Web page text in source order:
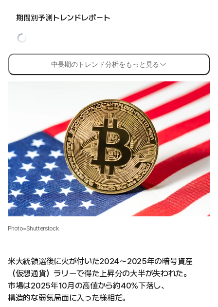
期間別予測トレンドレポート
中長期のトレンド分析をもっと見る
Photo=Shutterstock
米大統領選後に火が付いた2024～2025年の暗号資産
（仮想通貨）ラリーで得た上昇分の大半が失われた。
市場は2025年10月の高値から約40%下落し、
構造的な弱気局面に入った様相だ。